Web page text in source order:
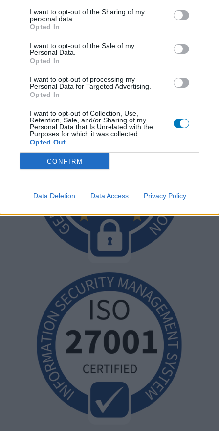
I want to opt-out of the Sharing of my
personal data.
Opted In
I want to opt-out of the Sale of my
Personal Data.
Opted In
I want to opt-out of processing my
Personal Data for Targeted Advertising.
Opted In
I want to opt-out of Collection, Use,
Retention, Sale, and/or Sharing of my
Personal Data that Is Unrelated with the
Purposes for which it was collected.
Opted Out
CONFIRM
Data Deletion Data Access Privacy Policy
een review voor een medicijn. Voor het delen van ervaringen is
geen medische kennis noodzakelijk. Op deze manier geven de
reviews alleen een beeld van de ervaring van de schrijvers en niet
die van de eigenaar van deze website. Denk er aan dat de
ervaringen kunnen verschillen van persoon tot persoon en dat u
voor medisch advies altijd contact op moet nemen met uw arts of
apotheker.